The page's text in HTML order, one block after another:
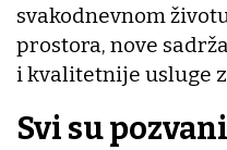
svakodnevnom
prostora, nove
i kvalitetnije usluge
Svi su pozvani